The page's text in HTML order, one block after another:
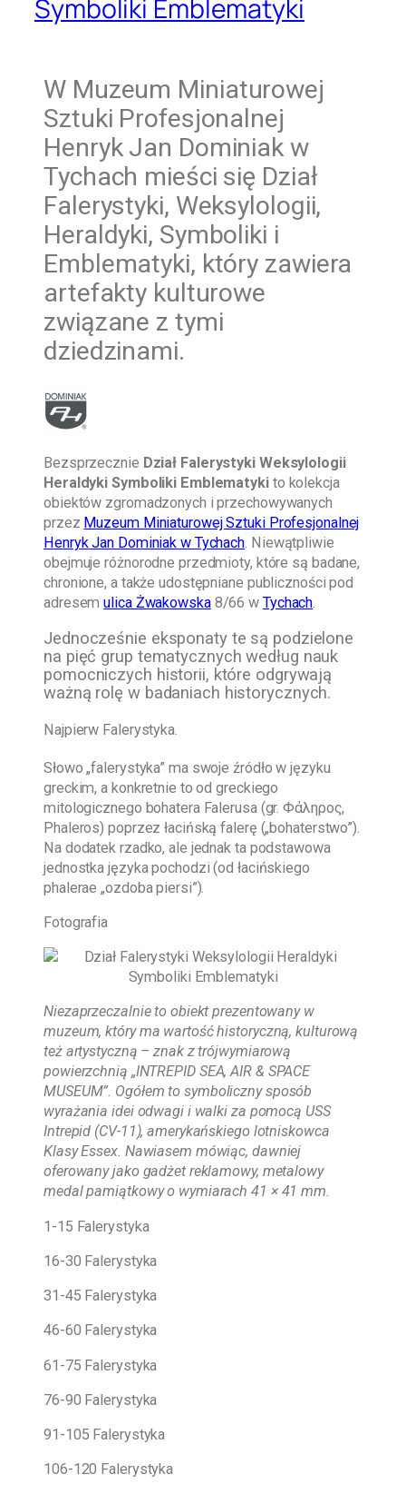
Symboliki Emblematyki
W Muzeum Miniaturowej
Sztuki Profesjonalnej
Henryk Jan Dominiak w
Tychach mieści się Dział
Falerystyki, Weksylologii,
Heraldyki, Symboliki i
Emblematyki, który zawiera
artefakty kulturowe
związane z tymi
dziedzinami.
Bezsprzecznie Dział Falerystyki Weksylologii
Heraldyki Symboliki Emblematykito kolekcja
obiektów zgromadzonych i przechowywanych
przez Muzeum Miniaturowej Sztuki Profesjonalnej
Henryk Jan Dominiak w Tychach. Niewątpliwie
obejmuje różnorodne przedmioty, które są badane,
chronione, a także udostępniane publiczności pod
adresemulica Żwakowska8/66 w Tychach.
Jednocześnie eksponaty te są podzielone
na pięć grup tematycznych według nauk
pomocniczych historii, które odgrywają
ważną rolę w badaniach historycznych.
Najpierw Falerystyka.
Słowo „falerystyka” ma swoje źródło w języku
greckim, a konkretnie to od greckiego
mitologicznego bohatera Falerusa (gr. Φάληρος,
Phaleros) poprzez łacińską falerę („bohaterstwo”).
Na dodatek rzadko, ale jednak ta podstawowa
jednostka języka pochodzi (od łacińskiego
phalerae „ozdoba piersi”).
Fotografia
Niezaprzeczalnie to obiekt prezentowany w
muzeum, który ma wartość historyczną, kulturową
też artystyczną – znak z trójwymiarową
powierzchnią „INTREPID SEA, AIR & SPACE
MUSEUM”. Ogółem to symboliczny sposób
wyrażania idei odwagi i walki za pomocą USS
Intrepid (CV-11), amerykańskiego lotniskowca
Klasy Essex. Nawiasem mówiąc, dawniej
oferowany jako gadżet reklamowy, metalowy
medal pamiątkowy o wymiarach 41 × 41 mm.
1-15 Falerystyka
16-30 Falerystyka
31-45 Falerystyka
46-60 Falerystyka
61-75 Falerystyka
76-90 Falerystyka
91-105 Falerystyka
106-120 Falerystyka